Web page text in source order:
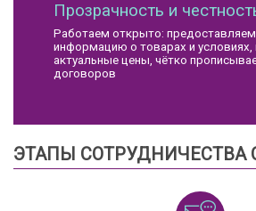
Прозрачность и
Работаем открыто:
информацию о товарах и условиях,
актуальные цены, чётко
договоров
ЭТАПЫ СОТРУДНИЧЕСТВА